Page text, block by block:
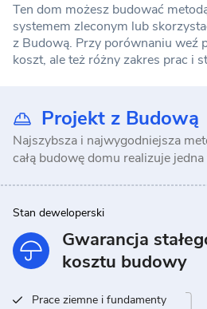
Ten dom możesz budować
systemem zleconym lub
z Budową. Przy porównaniu weź
koszt, ale też różny zakres prac i
Projekt z Budową
Najszybsza i najwygodniejsza
całą budowę domu realizuje
Stan deweloperski
Gwarancja
kosztu budowy
Prace ziemne i fundamenty